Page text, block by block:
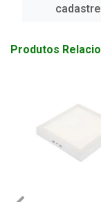
Produtos